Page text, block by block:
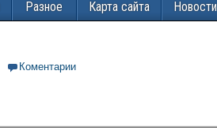
Разное Карта сайта Новости
Коментарии